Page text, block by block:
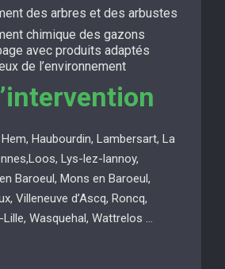
des arbres et des arbustes
chimique des gazons
avec produits adaptés
de l’environnement
Haubourdin, Lambersart, La
Lys-lez-lannoy,
Baroeul, Mons en Baroeul,
Villeneuve d’Ascq, Roncq,
Wasquehal, Wattrelos …